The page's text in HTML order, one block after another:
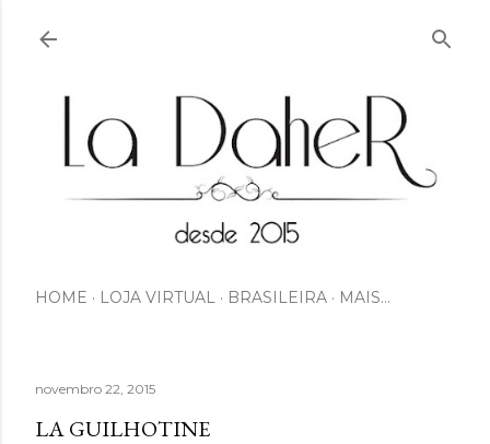
HOME LOJA VIRTUAL BRASILEIRA MAIS…
novembro 22, 2015
LA GUILHOTINE